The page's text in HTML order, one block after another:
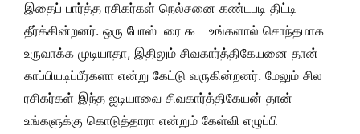
இதைப் பார்த்த ரசிகர்கள் நெல்சனை கண்டபடி திட்டி
தீர்க்கின்றனர். ஒரு போஸ்டரை கூட உங்களால் சொந்தமாக
உருவாக்க முடியாதா, இதிலும் சிவகார்த்திகேயனை தான்
காப்பியடிப்பீர்களா என்று கேட்டு வருகின்றனர். மேலும் சில
ரசிகர்கள் இந்த ஐடியாவை சிவகார்த்திகேயன் தான்
உங்களுக்கு கொடுத்தாரா என்றும் கேள்வி எழுப்பி